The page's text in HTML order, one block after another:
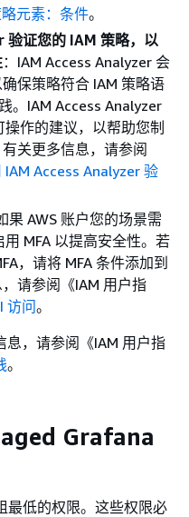
元素：条件。
证您的 IAM 策略，以
：IAM Access Analyzer 会
保策略符合 IAM 策略语
。IAM Access Analyzer
作的建议，以帮助您制
关更多信息，请参阅
IAM Access Analyzer 验
果 AWS 账户您的场景需
MFA 以提高安全性。若
，请将 MFA 条件添加到
请参阅《IAM 用户指
访问。
息，请参阅《IAM 用户指
。
Grafana
最低的权限。这些权限必